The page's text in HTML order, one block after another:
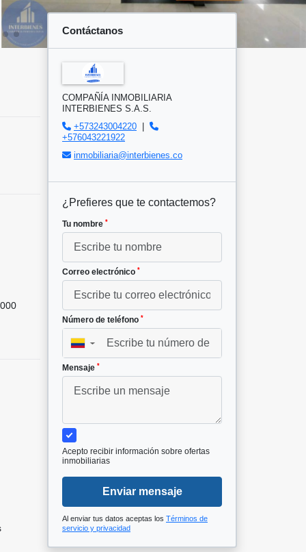
Contáctanos
COMPAÑÍA INMOBILIARIA
INTERBIENES S.A.S.
+573243004220
+576043221922
inmobiliaria@interbienes.co
¿Prefieres que te contactemos?
Tu nombre *
Correo electrónico *
Número de teléfono *
▼
Mensaje *
Acepto recibir información sobre ofertas
inmobiliarias
Enviar mensaje
Al enviar tus datos aceptas los Términos de
servicio y privacidad